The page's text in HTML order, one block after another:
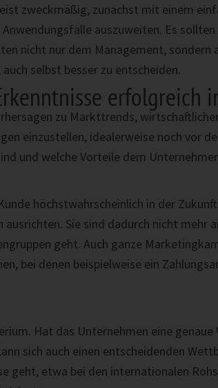
zweckmäßig, zunächst mit einem
auszuweiten. Es
nicht nur dem Management, sondern
selbst besser zu entscheiden.
erfolgreich
zu Markttrends,
einzustellen, idealerweise noch vor
und welche Vorteile dem
höchstwahrscheinlich in der
Sie sind dadurch nicht
geht. Auch ganze
bei denen beispielweise ein
Hat das Unternehmen eine
sich auch einen entscheidenden
geht, etwa bei den internationalen